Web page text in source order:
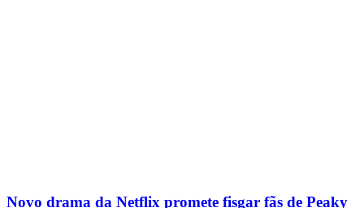
Novo drama da Netflix promete fisgar fãs de Peaky